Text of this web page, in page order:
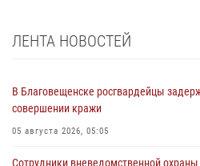
ЛЕНТА НОВОСТЕЙ
В Благовещенске росгвардейцы
совершении кражи
05 августа 2026, 05:05
Сотрудники вневедомственной